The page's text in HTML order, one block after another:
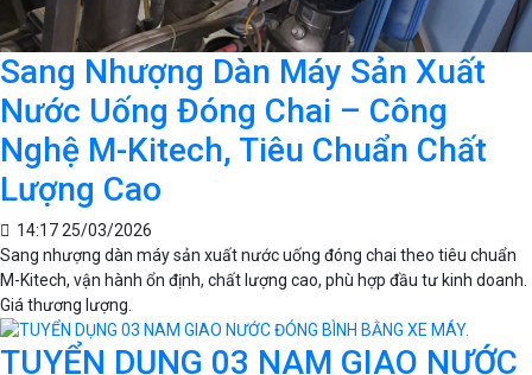
Sang Nhượng Dàn Máy Sản Xuất
Nước Uống Đóng Chai – Công
Nghệ M-Kitech, Tiêu Chuẩn Chất
Lượng Cao
14:17 25/03/2026
Sang nhượng dàn máy sản xuất nước uống đóng chai theo tiêu chuẩn
M-Kitech, vận hành ổn định, chất lượng cao, phù hợp đầu tư kinh doanh.
Giá thương lượng.
TUYỂN DỤNG 03 NAM GIAO NƯỚC